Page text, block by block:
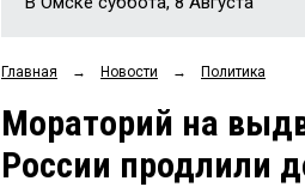
Главная → Новости → Политика
Мораторий на
России продлили